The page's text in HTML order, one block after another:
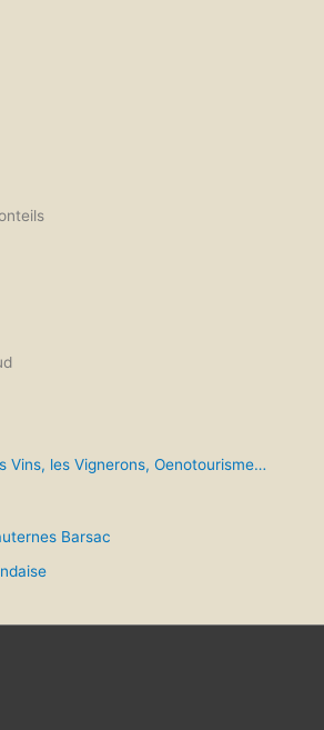
Vins, les Vignerons, Oenotourisme…
Barsac